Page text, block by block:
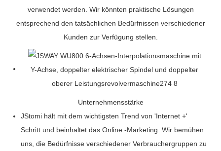
verwendet werden. Wir könnten praktische Lösungen
entsprechend den tatsächlichen Bedürfnissen verschiedener
Kunden zur Verfügung stellen.
Unternehmensstärke
JStomi hält mit dem wichtigsten Trend von 'Internet +'
Schritt und beinhaltet das Online -Marketing. Wir bemühen
uns, die Bedürfnisse verschiedener Verbrauchergruppen zu